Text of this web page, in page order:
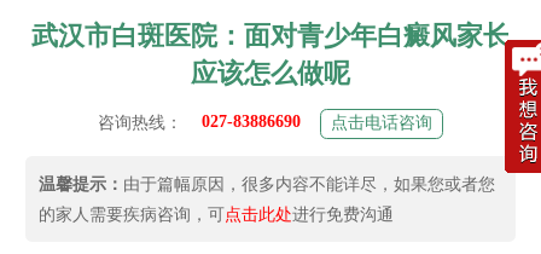
武汉市白斑医院：面对青少年白癜风家长
应该怎么做呢
咨询热线： 027-83886690 点击电话咨询
温馨提示： 由于篇幅原因，很多内容不能详尽，如果您或者您
的家人需要疾病咨询，可点击此处进行免费沟通